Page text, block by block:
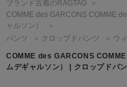
ブランド古着のRAGTAG
COMME des GARCONS COMME
ャルソン）
パンツ
クロップドパンツ ウ
COMME des GARCONS
ムデギャルソン）
| クロップドパ